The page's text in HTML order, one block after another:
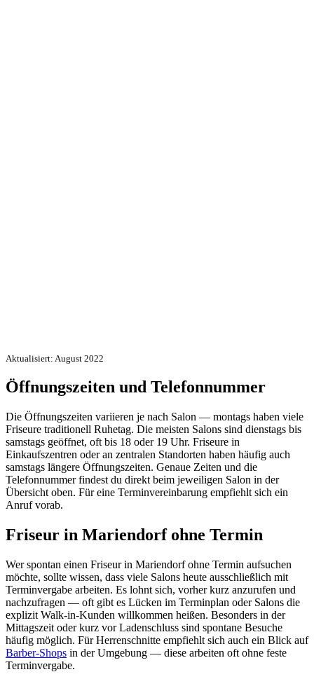
Aktualisiert: August 2022
Öffnungszeiten und Telefonnummer
Die Öffnungszeiten variieren je nach Salon — montags haben viele
Friseure traditionell Ruhetag. Die meisten Salons sind dienstags bis
samstags geöffnet, oft bis 18 oder 19 Uhr. Friseure in
Einkaufszentren oder an zentralen Standorten haben häufig auch
samstags längere Öffnungszeiten. Genaue Zeiten und die
Telefonnummer findest du direkt beim jeweiligen Salon in der
Übersicht oben. Für eine Terminvereinbarung empfiehlt sich ein
Anruf vorab.
Friseur in Mariendorf ohne Termin
Wer spontan einen Friseur in Mariendorf ohne Termin aufsuchen
möchte, sollte wissen, dass viele Salons heute ausschließlich mit
Terminvergabe arbeiten. Es lohnt sich, vorher kurz anzurufen und
nachzufragen — oft gibt es Lücken im Terminplan oder Salons die
explizit Walk-in-Kunden willkommen heißen. Besonders in der
Mittagszeit oder kurz vor Ladenschluss sind spontane Besuche
häufig möglich. Für Herrenschnitte empfiehlt sich auch ein Blick auf
Barber-Shops in der Umgebung — diese arbeiten oft ohne feste
Terminvergabe.